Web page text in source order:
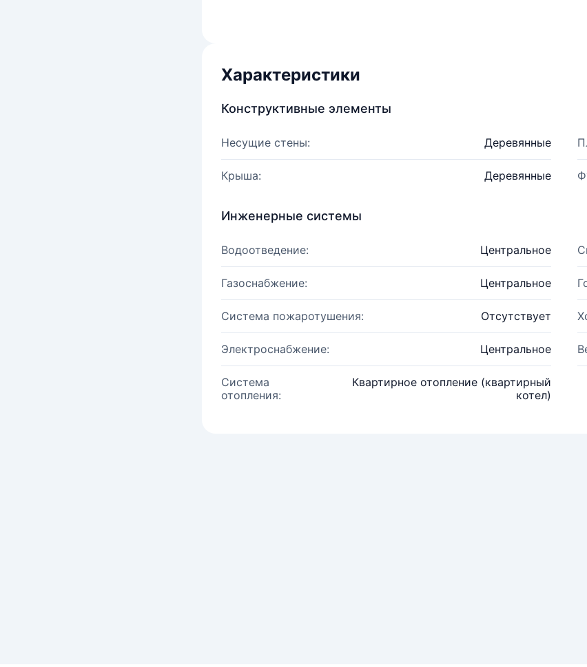
Характеристики
Конструктивные элементы
Несущие стены: Деревянные
Крыша: Деревянные
Инженерные системы
Водоотведение: Центральное
Газоснабжение: Центральное
Система пожаротушения: Отсутствует
Электроснабжение: Центральное
Система
отопления:
Квартирное отопление (квартирный
котел)